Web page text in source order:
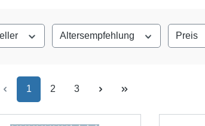
Altersempfehlung Preis
Seite
1 Seite
2 Seite
3